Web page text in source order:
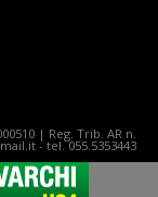
| Reg. Trib. AR n.
- tel. 055.5353443